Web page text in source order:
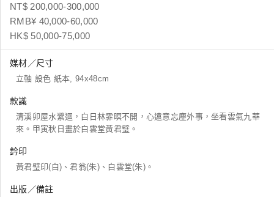
NT$ 200,000-300,000
RMB¥ 40,000-60,000
HK$ 50,000-75,000
媒材／尺寸
立軸 設色 紙本, 94x48cm
款識
清溪卯屋水縈迴，白日林霏暝不開，心遠意忘塵外事，坐看雲氣九華
來。甲寅秋日畫於白雲堂黃君璧。
鈐印
黃君璧印(白)、君翁(朱)、白雲堂(朱)。
出版／備註